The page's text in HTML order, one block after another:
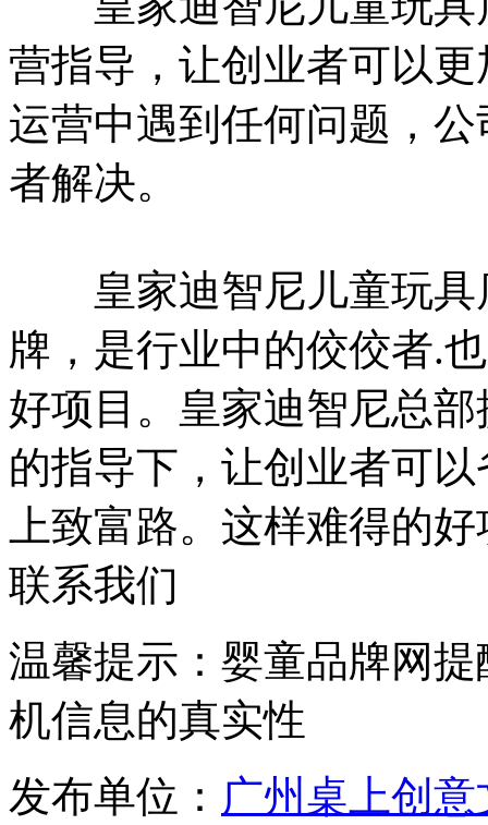
营指导，让创业者可以
运营中遇到任何问题，
者解决。
皇家迪智尼儿童玩具
牌，是行业中的佼佼者.
好项目。皇家迪智尼总
的指导下，让创业者可
上致富路。这样难得的
联系我们
温馨提示：婴童品牌网
机信息的真实性
发布单位： 广州桌上创